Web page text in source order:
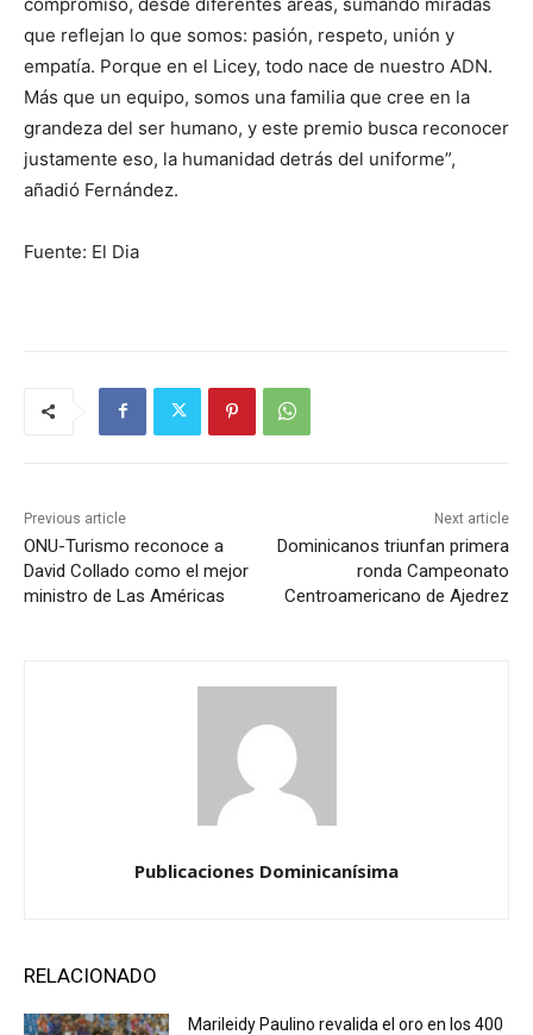
que reflejan lo que somos: pasión, respeto, unión y
empatía. Porque en el Licey, todo nace de nuestro ADN.
Más que un equipo, somos una familia que cree en la
grandeza del ser humano, y este premio busca reconocer
justamente eso, la humanidad detrás del uniforme”,
añadió Fernández.
Fuente: El Dia
Previous article
ONU-Turismo reconoce a
David Collado como el mejor
ministro de Las Américas
Next article
Dominicanos triunfan primera
ronda Campeonato
Centroamericano de Ajedrez
Publicaciones Dominicanísima
RELACIONADO
Marileidy Paulino revalida el oro en los 400